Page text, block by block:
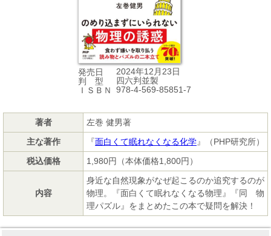
発売日
2024年12月23日
判 型
四六判並製
ＩＳＢＮ
978-4-569-85851-7
著者
左巻 健男著
主な著作
『面白くて眠れなくなる化学』（PHP研究所）
税込価格
1,980円（本体価格1,800円）
内容
身近な自然現象がなぜ起こるのか追究するのが
物理。『面白くて眠れなくなる物理』『同 物
理パズル』をまとめたこの本で疑問を解決！